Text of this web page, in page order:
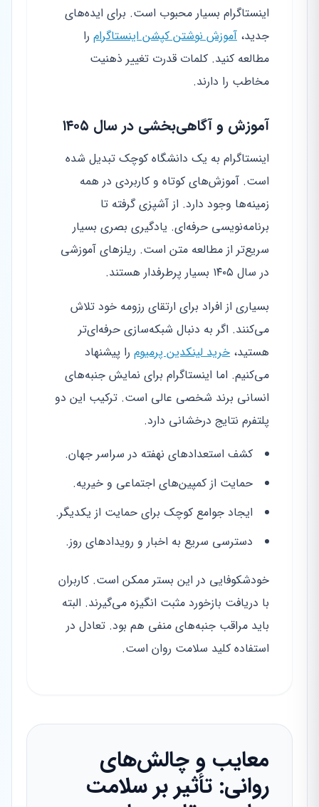
اینستاگرام بسیار محبوب است. برای ایده‌های
جدید، آموزش نوشتن کپشن اینستاگرام را
مطالعه کنید. کلمات قدرت تغییر ذهنیت
مخاطب را دارند.
آموزش و آگاهی‌بخشی در سال ۱۴۰۵
اینستاگرام به یک دانشگاه کوچک تبدیل شده
است. آموزش‌های کوتاه و کاربردی در همه
زمینه‌ها وجود دارد. از آشپزی گرفته تا
برنامه‌نویسی حرفه‌ای. یادگیری بصری بسیار
سریع‌تر از مطالعه متن است. ریلزهای آموزشی
در سال ۱۴۰۵ بسیار پرطرفدار هستند.
بسیاری از افراد برای ارتقای رزومه خود تلاش
می‌کنند. اگر به دنبال شبکه‌سازی حرفه‌ای‌تر
هستید، خرید لینکدین پرمیوم را پیشنهاد
می‌کنیم. اما اینستاگرام برای نمایش جنبه‌های
انسانی برند شخصی عالی است. ترکیب این دو
پلتفرم نتایج درخشانی دارد.
کشف استعدادهای نهفته در سراسر جهان.
حمایت از کمپین‌های اجتماعی و خیریه.
ایجاد جوامع کوچک برای حمایت از یکدیگر.
دسترسی سریع به اخبار و رویدادهای روز.
خودشکوفایی در این بستر ممکن است. کاربران
با دریافت بازخورد مثبت انگیزه می‌گیرند. البته
باید مراقب جنبه‌های منفی هم بود. تعادل در
استفاده کلید سلامت روان است.
معایب و چالش‌های
روانی: تأثیر بر سلامت